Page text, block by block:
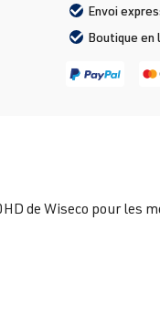
Envoi
Boutique en
de Wiseco pour les